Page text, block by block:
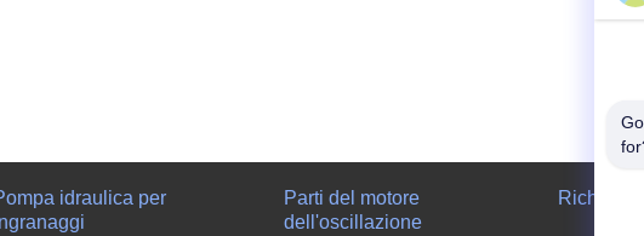
idraulica per
Parti del motore
dell'oscillazione